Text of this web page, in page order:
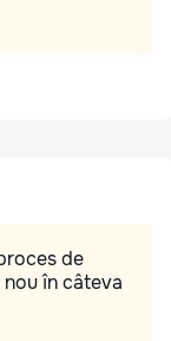
de
în câteva